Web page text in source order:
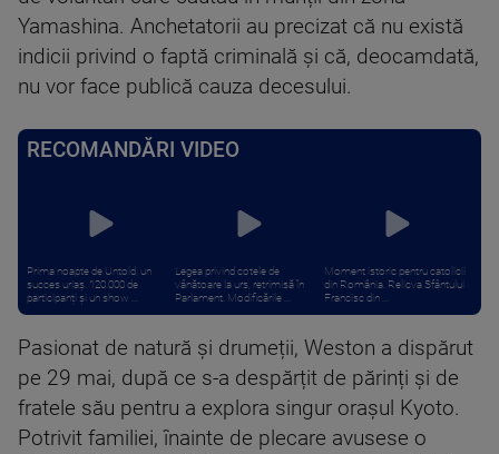
Yamashina. Anchetatorii au precizat că nu există
indicii privind o faptă criminală și că, deocamdată,
nu vor face publică cauza decesului.
RECOMANDĂRI VIDEO
Prima noapte de Untold, un
succes uriaș. 120.000 de
participanți și un show ...
Legea privind cotele de
vânătoare la urs, retrimisă în
Parlament. Modificările ...
Moment istoric pentru catolicii
din România. Relicva Sfântului
Francisc din ...
Pasionat de natură și drumeții, Weston a dispărut
pe 29 mai, după ce s-a despărțit de părinți și de
fratele său pentru a explora singur orașul Kyoto.
Potrivit familiei, înainte de plecare avusese o